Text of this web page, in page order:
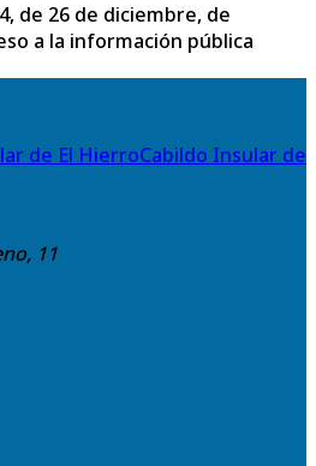
de 26 de diciembre, de
a la información pública
Cabildo Insular de
11